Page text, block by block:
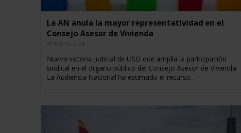
La AN anula la mayor representatividad en el
Consejo Asesor de Vivienda
26 MAYO, 2026
Nueva victoria judicial de USO que amplía la participación
sindical en el órgano público del Consejo Asesor de Vivienda
La Audiencia Nacional ha estimado el recurso…